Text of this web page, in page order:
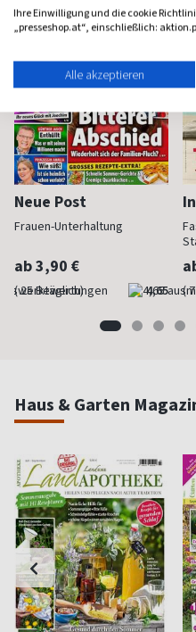
Neue Post
Frauen-Unterhaltung
ab 3,90 €
(werktäglich) 4,65
Haus & Garten
Ihre Einwilligung und die cookie
„presseshop.at“, einschließlich:
Alle akzeptieren